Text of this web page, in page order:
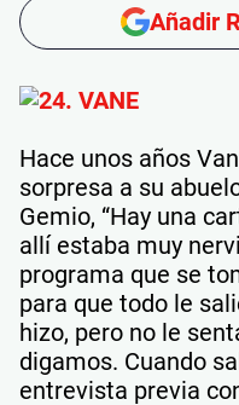
Añadir
Hace unos años
sorpresa a su
Gemio, “Hay una
allí estaba muy
programa que se
para que todo le
hizo, pero no le
digamos. Cuando
entrevista previa